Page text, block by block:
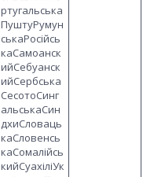
ртугальська
ПуштуРумун
ськаРосійсь
каСамоанск
ийСебуанск
ийСербська
СесотоСинг
альськаСин
дхиСловаць
каСловенсь
каСомалійсь
кийСуахіліУк